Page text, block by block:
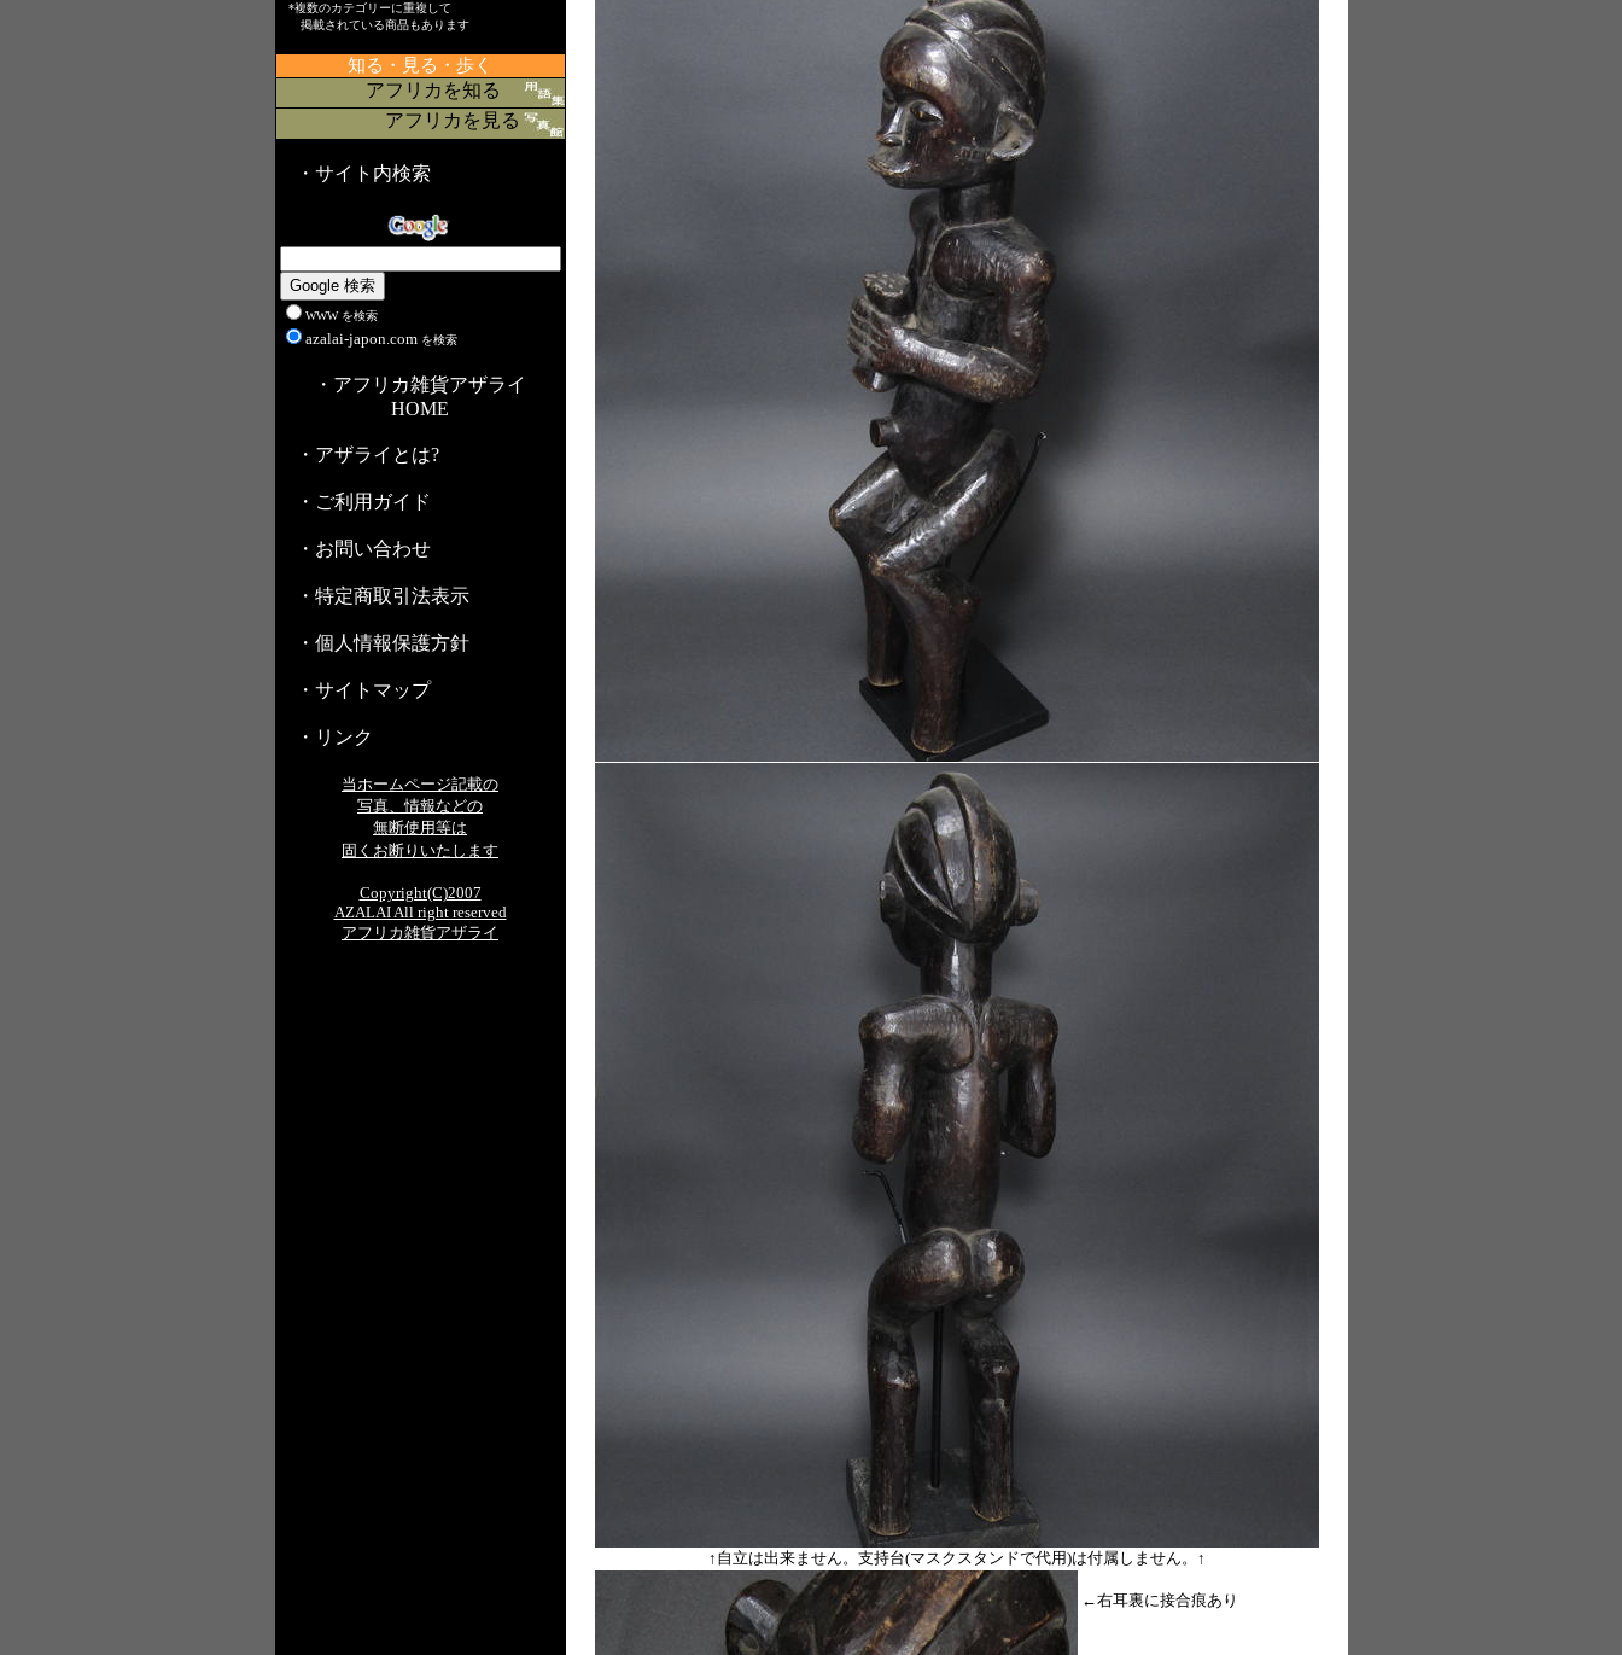
*複数のカテゴリーに重複して
掲載されている商品もあります
知る・見る・歩く
アフリカを知る
アフリカを見る
・サイト内検索
WWW を検索
azalai-japon.com を検索
・アフリカ雑貨アザライ
HOME
・アザライとは?
・ご利用ガイド
・お問い合わせ
・特定商取引法表示
・個人情報保護方針
・サイトマップ
・リンク
当ホームページ記載の
写真、情報などの
無断使用等は
固くお断りいたします
Copyright(C)2007
AZALAI All right reserved
アフリカ雑貨アザライ
↑自立は出来ません。支持台(マスクスタンドで代用)は付属しません。↑
←右耳裏に接合痕あり